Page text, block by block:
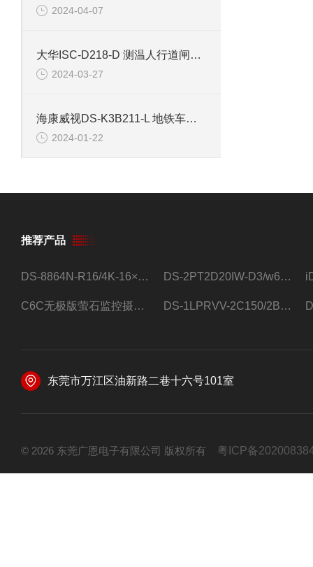
2024-04-07
大华ISC-D218-D 测温人行道闸安检门
2024-03-27
海康威视DS-K3B211-L 地铁车站道闸左边机
2024-01-22
推荐产品
DS-8864N-R16/4K-16×4T/希捷16盘位录像机 DS-2PT2D20IW-D3/w64路高清硬盘录像机
C6C无极版萤石监控摄像头 DS-1LPRVV-2C150/2B监控室外夜视高清电源线护套线200米/卷
东莞市万江区油新路二巷十六号101室
© 2026 东莞广恩电子有限公司 版权所有 粤ICP备